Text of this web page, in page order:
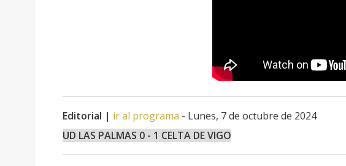
Editorial | ir al programa - Lunes, 7 de octubre de 2024
UD LAS PALMAS 0 - 1 CELTA DE VIGO